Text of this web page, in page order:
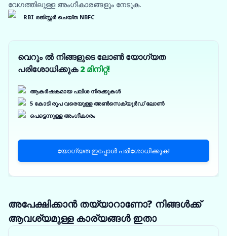
വേഗത്തിലുള്ള അംഗീകാരങ്ങളും നേടുക.
RBI രജിസ്റ്റർ ചെയ്ത NBFC
വെറും ൽ നിങ്ങളുടെ ലോൺ യോഗ്യത
പരിശോധിക്കുക2 മിനിറ്റ്!
ആകർഷകമായ പലിശ നിരക്കുകൾ
5 കോടി രൂപ വരെയുള്ള അൺസെക്യൂർഡ് ലോൺ
പെട്ടെന്നുള്ള അംഗീകാരം
യോഗ്യത ഇപ്പോൾ പരിശോധിക്കുക!
അപേക്ഷിക്കാൻ തയ്യാറാണോ? നിങ്ങൾക്ക്
ആവശ്യമുള്ള കാര്യങ്ങൾ ഇതാ